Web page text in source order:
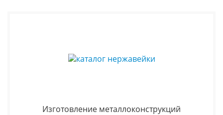
Изготовление металлоконструкций